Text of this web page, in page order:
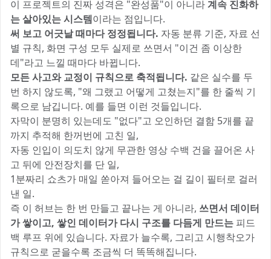
이 프로젝트의 진짜 성격은 "완성품"이 아니라계속 진화하
는 살아있는 시스템이라는 점입니다.
써 보고 어긋날 때마다 정정됩니다. 자동 분류 기준, 자료 선
별 규칙, 화면 구성 모두 실제로 쓰면서 "이건 좀 이상한
데"라고 느낄 때마다 바뀝니다.
모든 사고와 교정이 규칙으로 축적됩니다. 같은 실수를 두
번 하지 않도록, "왜 그랬고 어떻게 고쳤는지"를 한 줄씩 기
록으로 남깁니다. 예를 들면 이런 것들입니다.
자막이 분명히 있는데도 "없다"고 오인하던 결함 5개를 끝
까지 추적해 한꺼번에 고친 일,
자동 인입이 의도치 않게 무관한 영상 수백 건을 끌어온 사
고 뒤에 안전장치를 단 일,
1분짜리 쇼츠가 매일 쏟아져 들어오는 걸 길이 필터로 걸러
낸 일.
즉 이 허브는 한 번 만들고 끝나는 게 아니라, 쓰면서 데이터
가 쌓이고, 쌓인 데이터가 다시 구조를 다듬게 만드는 피드
백 루프 위에 있습니다. 자료가 늘수록, 그리고 시행착오가
규칙으로 굳을수록 조금씩 더 똑똑해집니다.